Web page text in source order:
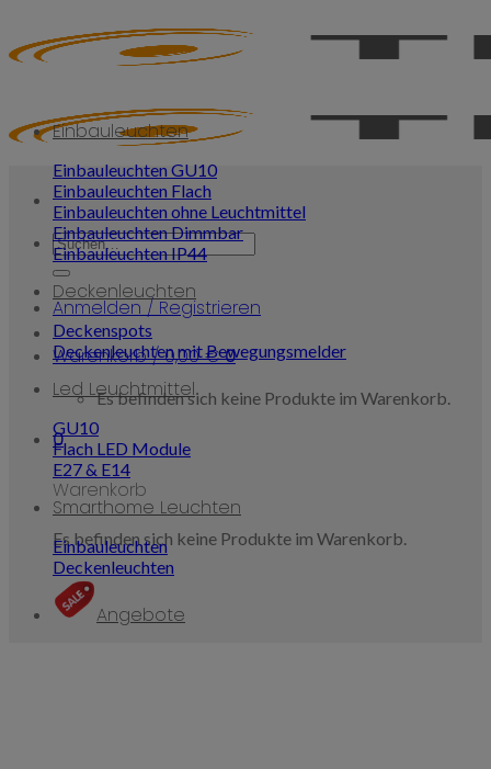
content
Suchen
nach:
Anmelden / Registrieren
Warenkorb /0,00€ 0
Es befinden sich keine Produkte im Warenkorb.
0
Warenkorb
Es befinden sich keine Produkte im Warenkorb.
Einbauleuchten
Einbauleuchten GU10
Einbauleuchten Flach
Einbauleuchten ohne Leuchtmittel
Einbauleuchten Dimmbar
Einbauleuchten IP44
Deckenleuchten
Deckenspots
Deckenleuchten mit Bewegungsmelder
Led Leuchtmittel
GU10
Flach LED Module
E27 & E14
Smarthome Leuchten
Einbauleuchten
Deckenleuchten
Angebote